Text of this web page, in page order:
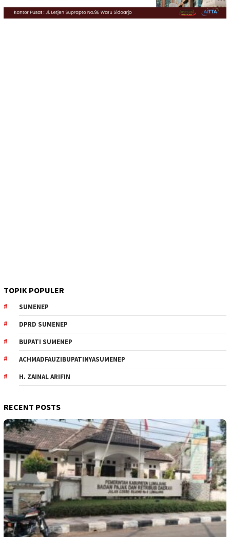
TOPIK POPULER
SUMENEP
DPRD SUMENEP
BUPATI SUMENEP
ACHMADFAUZIBUPATINYASUMENEP
H. ZAINAL ARIFIN
RECENT POSTS